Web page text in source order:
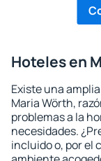
Hoteles en
Existe una
Maria Wörth,
problemas a la
necesidades.
incluido o, por el